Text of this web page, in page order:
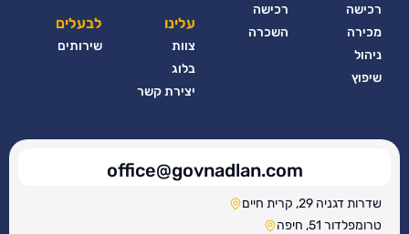
רכישה
מכירה
ניהול
שיפוץ
רכישה
השכרה
עלינו
צוות
בלוג
יצירת קשר
לבעלים
שירותים
office@govnadlan.com
שדרות דגניה 29, קרית חיים
טרומפלדור 51, חיפה